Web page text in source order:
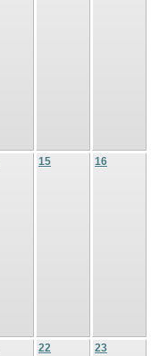
15 16
22 23